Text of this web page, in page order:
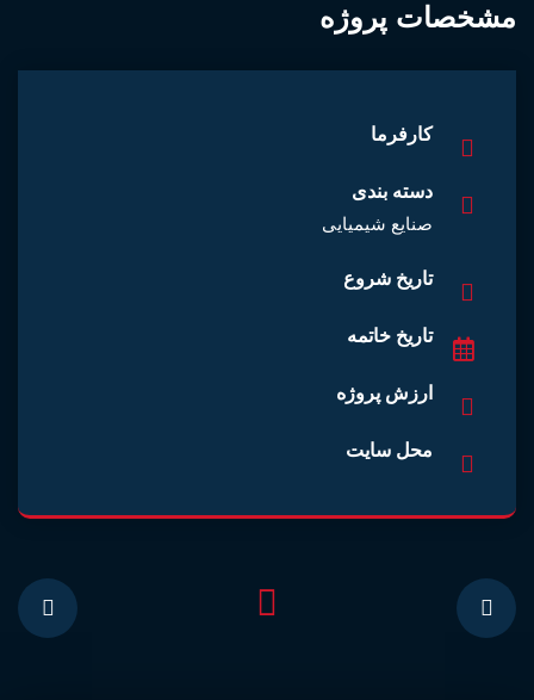
مشخصات پروژه
کارفرما
دسته بندی
صنایع شیمیایی
تاریخ شروع
تاریخ خاتمه
ارزش پروژه
محل سایت